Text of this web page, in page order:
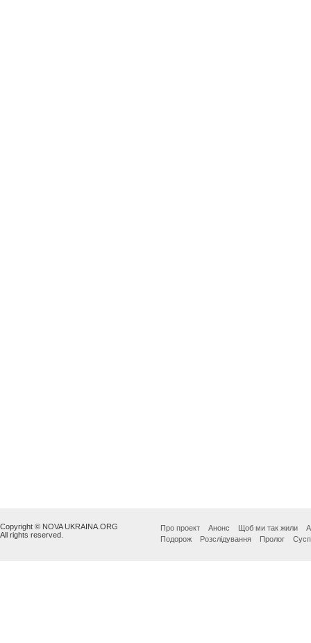
Copyright © NOVA UKRAINA.ORG
All rights reserved.
Про проект Анонс Щоб ми так жили
Подорож
Розслідування Пролог